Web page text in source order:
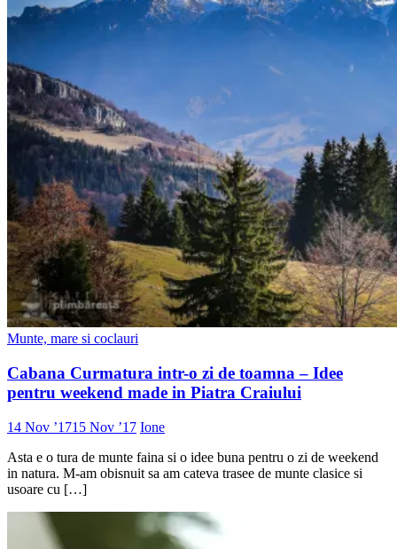
Munte, mare si coclauri
Cabana Curmatura intr-o zi de toamna – Idee
pentru weekend made in Piatra Craiului
14 Nov ’1715 Nov ’17 Ione
Asta e o tura de munte faina si o idee buna pentru o zi de weekend
in natura. M-am obisnuit sa am cateva trasee de munte clasice si
usoare cu […]